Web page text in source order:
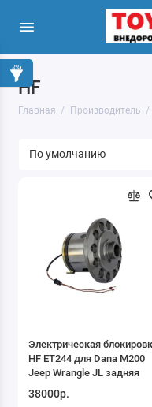
HF
Главная Производитель
Электрическая
HF ET244 для Dana M200
Jeep Wrangle JL задняя
38000р.